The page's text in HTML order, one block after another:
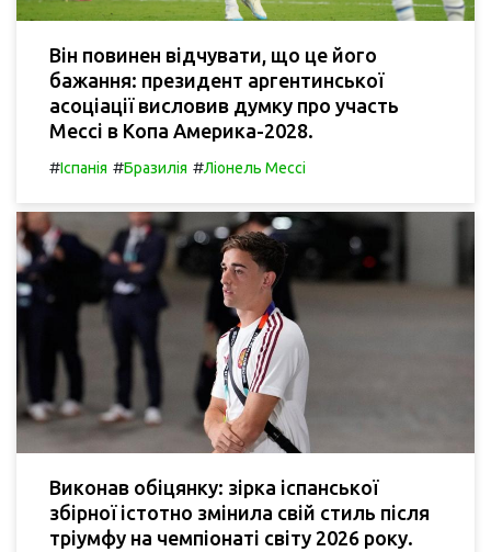
Він повинен відчувати, що це його
бажання: президент аргентинської
асоціації висловив думку про участь
Мессі в Копа Америка-2028.
#Іспанія #Бразилія #Ліонель Мессі
Виконав обіцянку: зірка іспанської
збірної істотно змінила свій стиль після
тріумфу на чемпіонаті світу 2026 року.